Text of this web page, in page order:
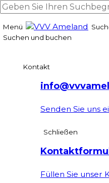
Menü
Suchen und buchen
Kontakt
Senden Sie uns
Schließen
Füllen Sie unser